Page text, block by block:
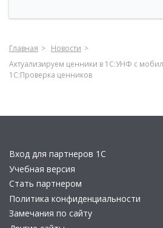
Главная
Новости
Актуализируем ценники в 1С:УНФ с
1С:Проверка ценников
Вход для партнеров 1С
Учебная версия
Стать партнером
Политика конфиденциальности
Замечания по сайту